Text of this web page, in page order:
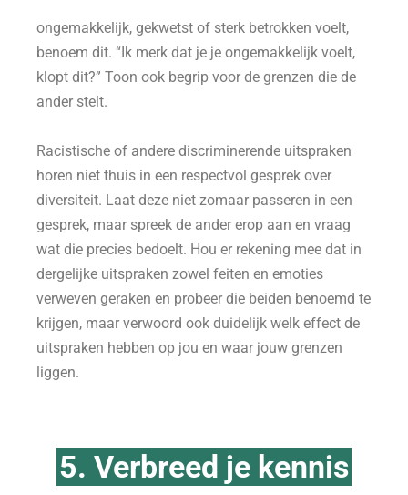
ongemakkelijk, gekwetst of sterk betrokken voelt,
benoem dit. “Ik merk dat je je ongemakkelijk voelt,
klopt dit?” Toon ook begrip voor de grenzen die de
ander stelt.
Racistische of andere discriminerende uitspraken
horen niet thuis in een respectvol gesprek over
diversiteit. Laat deze niet zomaar passeren in een
gesprek, maar spreek de ander erop aan en vraag
wat die precies bedoelt. Hou er rekening mee dat in
dergelijke uitspraken zowel feiten en emoties
verweven geraken en probeer die beiden benoemd te
krijgen, maar verwoord ook duidelijk welk effect de
uitspraken hebben op jou en waar jouw grenzen
liggen.
5. Verbreed je kennis